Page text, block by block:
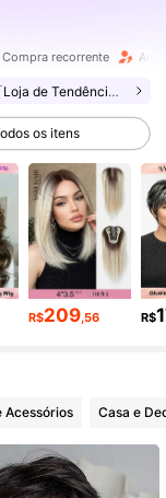
recorrente
Loja de Tendências」
os itens
R$209,56 R$
Acessórios Casa e